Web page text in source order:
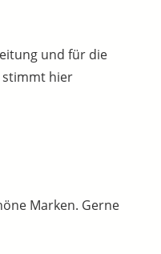
und für die
stimmt hier
Marken. Gerne